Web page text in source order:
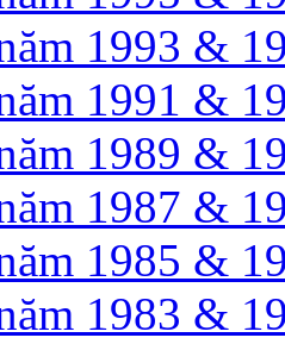
1993 &
1991 &
1989 &
1987 &
1985 &
1983 &